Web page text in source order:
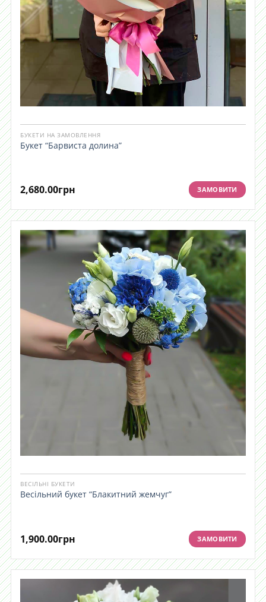
БУКЕТИ НА ЗАМОВЛЕННЯ
Букет “Барвиста долина”
2,680.00грн ЗАМОВИТИ
ВЕСІЛЬНІ БУКЕТИ
Весільний букет “Блакитний жемчуг”
1,900.00грн ЗАМОВИТИ